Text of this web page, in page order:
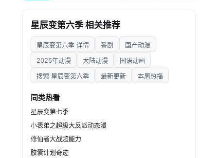
倒其它竞争者就能赢取姜立，秦羽为此历经艰
辛，打造了前所未见的一流鸿蒙灵宝为最终的聘
礼。 本以为万无一失的他，却没想到在最后
时刻，姜家竟然不顾公平，宣布周显获胜，秦羽
就此爆发……
星辰变第六季 相关推荐
星辰变第六季 详情 番剧
国产动漫
2025年动漫
大陆动漫
国语动画
搜索 星辰变第六季
最新更新 本周热播
同类热看
星辰变第七季
小表弟之超级大反派动态漫
修仙者大战超能力
胶囊计划奇迹